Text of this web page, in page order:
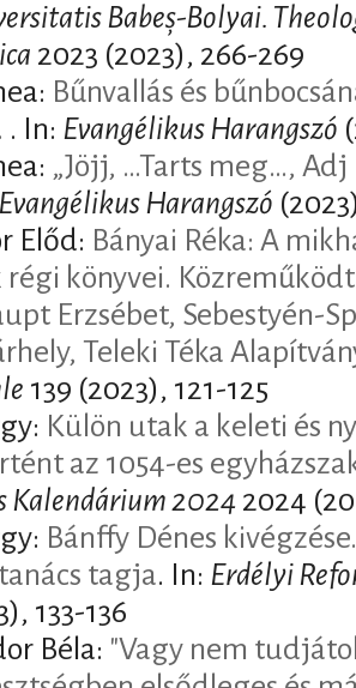
Babeș-Bolyai.
2023 (2023), 266-269
Bűnvallás és
. In: Evangélikus Harangszó
„Jöjj, …Tarts meg…,
Evangélikus Harangszó
Előd: Bányai Réka: A
régi könyvei.
Erzsébet, Sebestyén-
Teleki Téka
139 (2023), 121-125
Külön utak a keleti és
az 1054-es
Kalendárium 2024 2024
Bánffy Dénes
tagja. In: Erdélyi
133-136
Béla: "Vagy nem